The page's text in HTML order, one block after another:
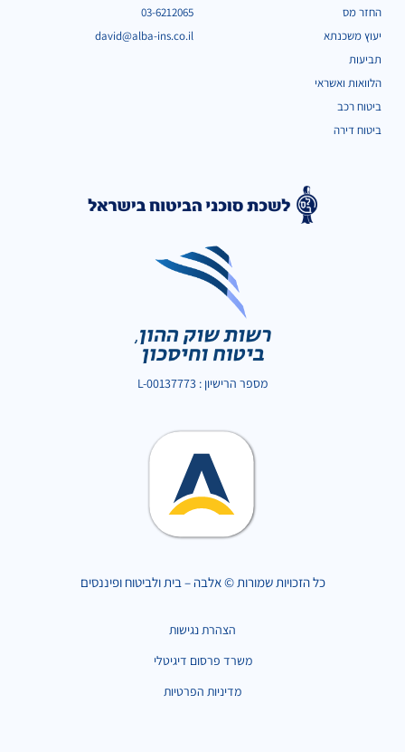
החזר מס
יעוץ משכנתא
תביעות
הלוואות ואשראי
ביטוח רכב
ביטוח דירה
03-6212065
david@alba-ins.co.il
מספר הרישיון : L-00137773
כל הזכויות שמורות © אלבה – בית ולביטוח ופיננסים
הצהרת נגישות
משרד פרסום דיגיטלי
מדיניות הפרטיות